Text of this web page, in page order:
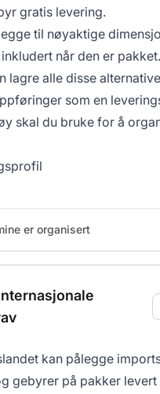
gratis levering.
til nøyaktige
når den er pakket.
lagre alle disse
som en
skal du bruke for å
er organisert
kan pålegge
gebyrer på pakker levert